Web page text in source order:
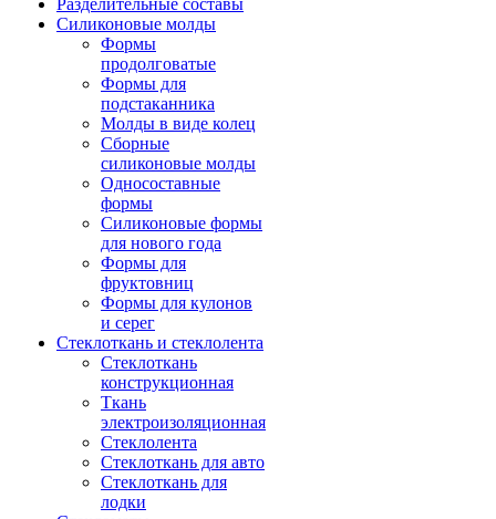
Разделительные составы
Силиконовые молды
Формы
продолговатые
Формы для
подстаканника
Молды в виде колец
Сборные
силиконовые молды
Односоставные
формы
Силиконовые формы
для нового года
Формы для
фруктовниц
Формы для кулонов
и серег
Стеклоткань и стеклолента
Стеклоткань
конструкционная
Ткань
электроизоляционная
Стеклолента
Стеклоткань для авто
Стеклоткань для
лодки